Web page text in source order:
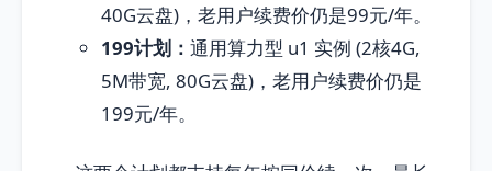
40G云盘)，老用户续费价仍是99元/年。
199计划： 通用算力型 u1 实例 (2核4G,
5M带宽, 80G云盘)，老用户续费价仍是
199元/年。